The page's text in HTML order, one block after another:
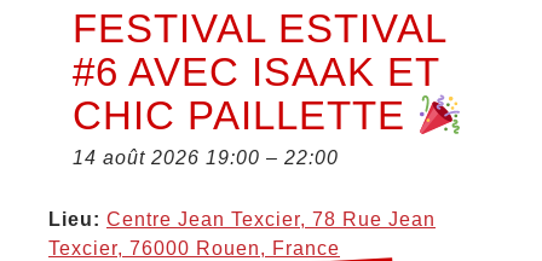
FESTIVAL ESTIVAL
#6 AVEC ISAAK ET
CHIC PAILLETTE
14 août 2026 19:00 – 22:00
Lieu: Centre Jean Texcier, 78 Rue Jean
Texcier, 76000 Rouen, France